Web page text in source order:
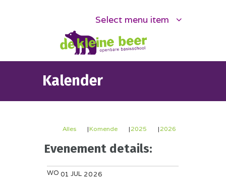
Select menu item
Kalender
Alles Komende 2025 2026
Evenement details:
WO 01 JUL 2026